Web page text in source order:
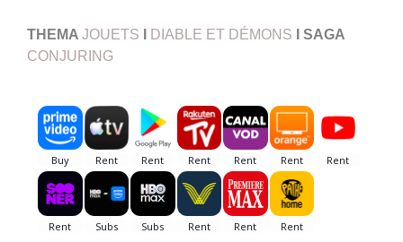
THEMA JOUETS DIABLE ET DÉMONS
SAGA
CONJURING